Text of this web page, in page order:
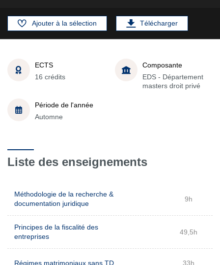
Ajouter à la sélection Télécharger
ECTS
16 crédits
Composante
EDS - Département
masters droit privé
Période de l'année
Automne
Liste des enseignements
Méthodologie de la recherche &
documentation juridique
9h
Principes de la fiscalité des
entreprises
49,5h
Régimes matrimoniaux sans TD 33h